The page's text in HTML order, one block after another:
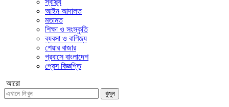
স্বাস্থ্য
আইন আদালত
মতামত
শিক্ষা ও সংস্কৃতি
ব্যবসা ও বাণিজ্য
শেয়ার বাজার
প্রবাসে বাংলাদেশ
প্রেস বিজ্ঞপ্তি
আরো
খুজুন